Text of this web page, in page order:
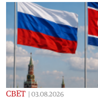
СВЕТ 03.08.2026